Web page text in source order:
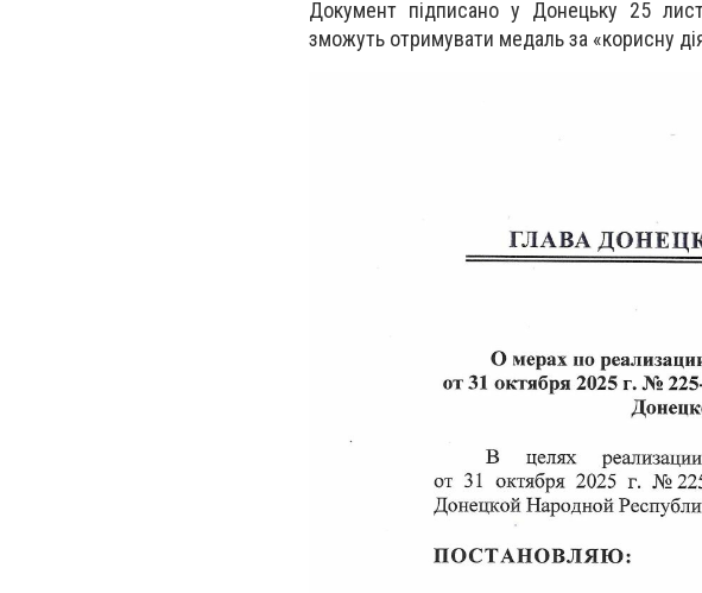
Документ підписано у Донецьку 25
зможуть отримувати медаль за «корисну